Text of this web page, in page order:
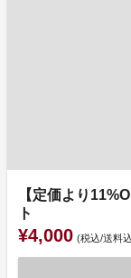
【定価より
ト
¥4,000 (税込/送料